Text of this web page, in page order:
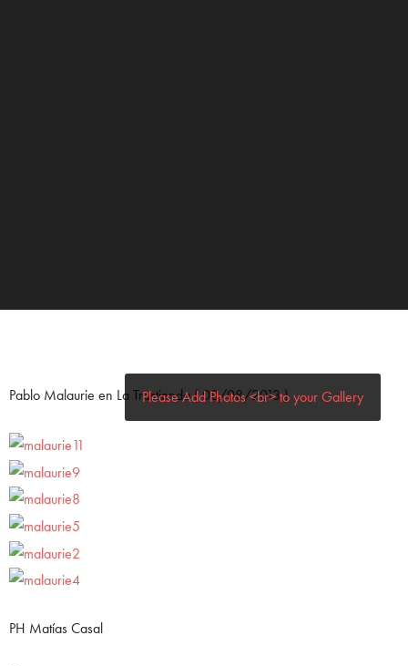
Please Add Photos <br> to your Gallery
Pablo Malaurie en La Trastienda ( 08/08/2013 )
PH Matías Casal